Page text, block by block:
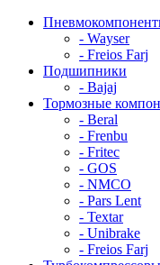
- Wayser
- Freios Farj
Подшипники
- Bajaj
Тормозные
- Beral
- Frenbu
- Fritec
- GOS
- NMCO
- Pars Lent
- Textar
- Unibrake
- Freios Farj